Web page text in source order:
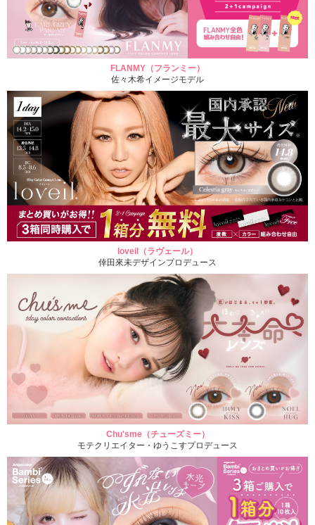
FLANMY（フランミー）
佐々木希イメージモデル
loveil（ラヴェール）
倖田來未デザインプロデュース
Chu'sme（チューズミー）
モテクリエイター・ゆうこすプロデュース